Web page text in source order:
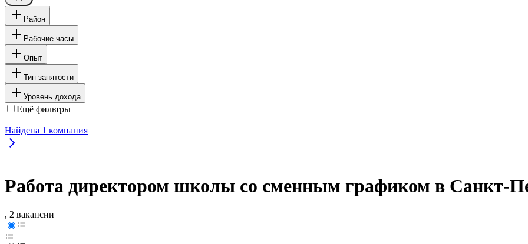
Район
Рабочие часы
Опыт
Тип занятости
Уровень дохода
Ещё фильтры
Найдена 1 компания
Работа директором школы со сменным графиком в Санкт-
, 2 вакансии